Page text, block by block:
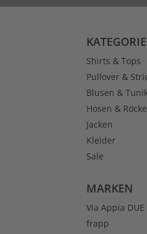
Shirts & Tops
Pullover &
Blusen &
Hosen & Röcke
Jacken
Kleider
Sale
MARKEN
Via Appia DUE
frapp